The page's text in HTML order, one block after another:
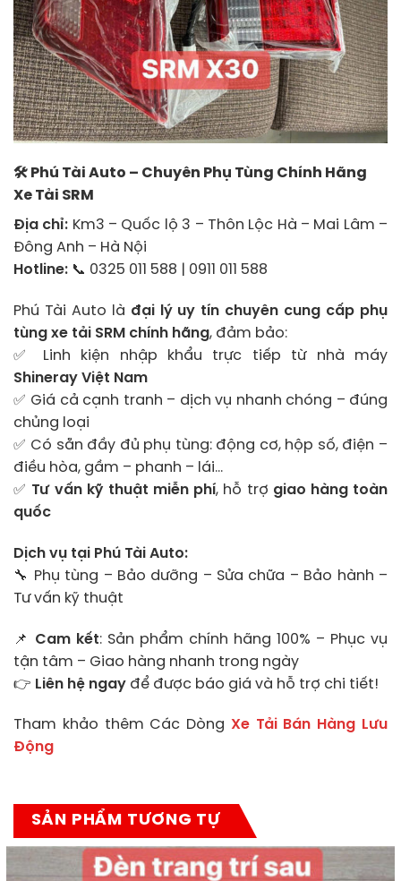
🛠 Phú Tài Auto – Chuyên Phụ Tùng Chính Hãng
Xe Tải SRM
Địa chỉ: Km3 – Quốc lộ 3 – Thôn Lộc Hà – Mai Lâm –
Đông Anh – Hà Nội
Hotline: 📞 0325 011 588 | 0911 011 588
Phú Tài Auto là đại lý uy tín chuyên cung cấp phụ
tùng xe tải SRM chính hãng, đảm bảo:
✅ Linh kiện nhập khẩu trực tiếp từ nhà máy
Shineray Việt Nam
✅ Giá cả cạnh tranh – dịch vụ nhanh chóng – đúng
chủng loại
✅ Có sẵn đầy đủ phụ tùng: động cơ, hộp số, điện –
điều hòa, gầm – phanh – lái…
✅ Tư vấn kỹ thuật miễn phí, hỗ trợ giao hàng toàn
quốc
Dịch vụ tại Phú Tài Auto:
🔧 Phụ tùng – Bảo dưỡng – Sửa chữa – Bảo hành –
Tư vấn kỹ thuật
📌 Cam kết: Sản phẩm chính hãng 100% – Phục vụ
tận tâm – Giao hàng nhanh trong ngày
👉 Liên hệ ngay để được báo giá và hỗ trợ chi tiết!
Tham khảo thêm Các Dòng Xe Tải Bán Hàng Lưu
Động
SẢN PHẨM TƯƠNG TỰ